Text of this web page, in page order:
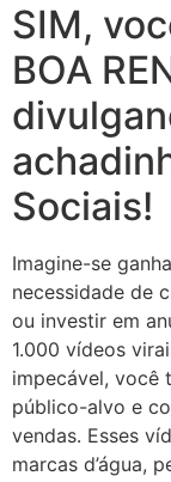
SIM,
BOA
Sociais!
Imagine-se
necessidade de
ou investir em
1.000 vídeos
impecável, você
público-alvo e
vendas. Esses
marcas d’água,